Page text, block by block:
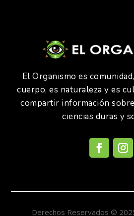
El Organismo es
cuerpo, es naturaleza y es
compartir información
ciencias duras y
Derechos Reservados ©